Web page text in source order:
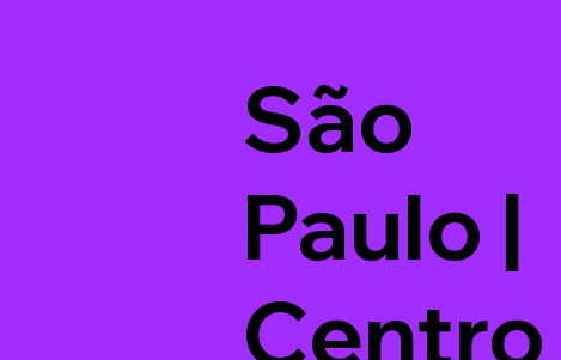
São
Paulo |
Centro